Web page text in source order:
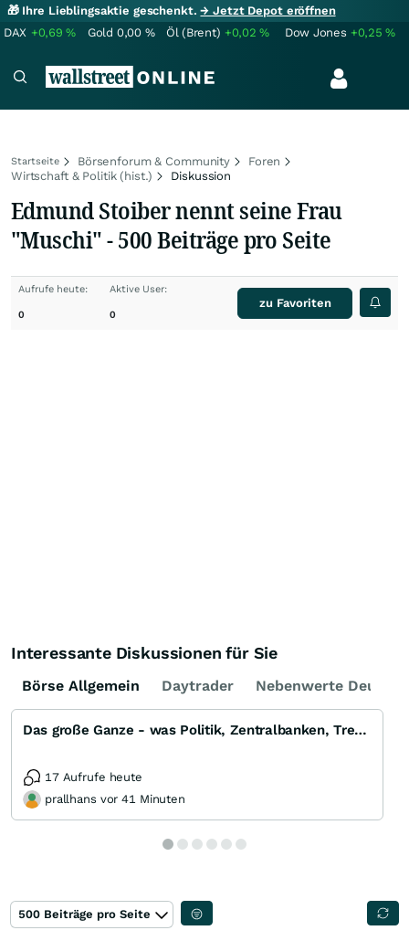
🎁 Ihre Lieblingsaktie geschenkt.→ Jetzt Depot eröffnen
DAX +0,69% Gold 0,00 % Öl (Brent) +0,02% Dow Jones +0,25%
Startseite Börsenforum & Community
Foren
Wirtschaft & Politik (hist.)
Diskussion
Edmund Stoiber nennt seine Frau
"Muschi" - 500 Beiträge pro Seite
Aufrufe heute:
0
Aktive User:
0
zu Favoriten
Interessante Diskussionen für Sie
Börse Allgemein Daytrader Nebenwerte
Das große Ganze - was Politik, Zentralbanken, Trends, Medien und Gesellschaft mit Aktien, Rohstoffen
17 Aufrufe heute
prallhans vor 41 Minuten
500 Beiträge pro Seite